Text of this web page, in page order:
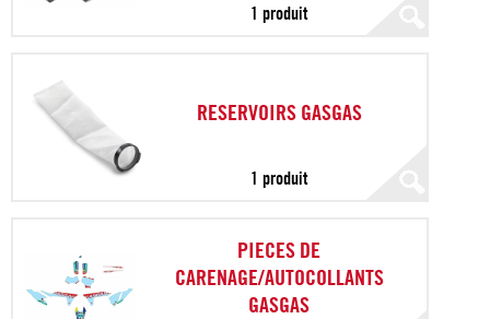
1 produit
RESERVOIRS GASGAS
1 produit
PIECES DE
CARENAGE/AUTOCOLLANTS
GASGAS